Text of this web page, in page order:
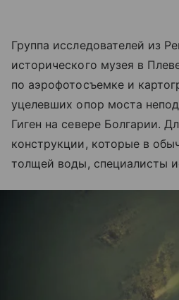
Группа исследователей из
исторического музея в
по аэрофотосъемке и
уцелевших опор моста
Гиген на севере Болгарии.
конструкции, которые в
толщей воды, специалисты